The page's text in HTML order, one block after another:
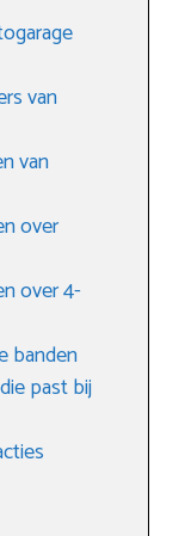
van
van
over
over 4-
banden
past bij